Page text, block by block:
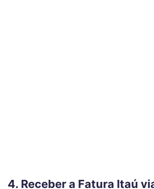
4. Receber a Fatura Itaú